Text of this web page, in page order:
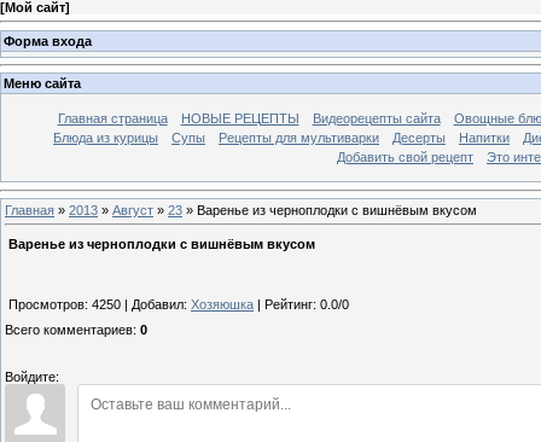
[Мой сайт]
Форма входа
Меню сайта
Главная страница НОВЫЕ РЕЦЕПТЫ Видеорецепты сайта
Овощные
Блюда из курицы
Супы Рецепты для мультиварки Десерты Напитки
Добавить свой рецепт
Это
Главная » 2013 » Август » 23 » Варенье из черноплодки с вишнёвым вкусом
Варенье из черноплодки с вишнёвым вкусом
Просмотров: 4250 | Добавил: Хозяюшка | Рейтинг: 0.0/0
Всего комментариев: 0
Войдите: